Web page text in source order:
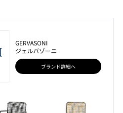
GERVASONI
ジェルバゾーニ
ブランド詳細へ